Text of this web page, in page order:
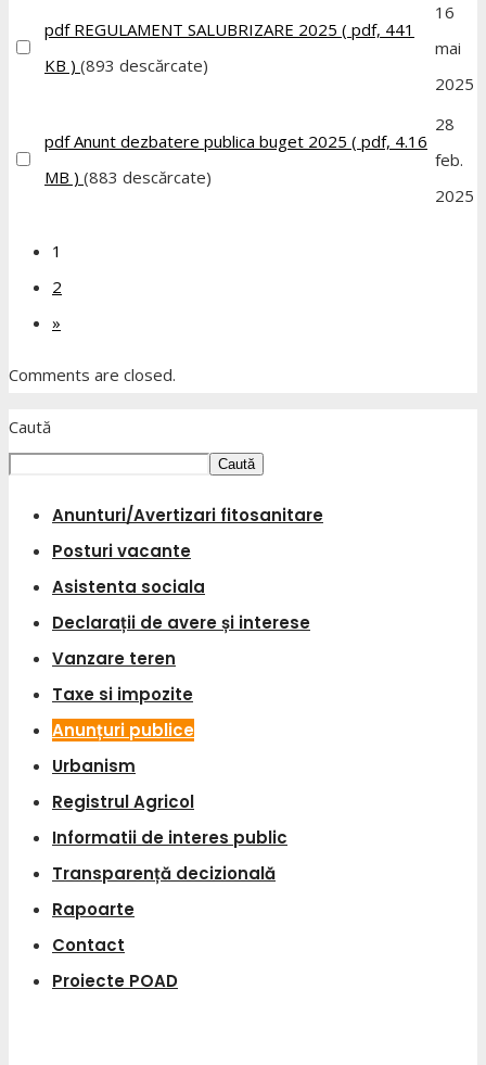
pdf REGULAMENT SALUBRIZARE 2025 ( pdf, 441
KB ) (893 descărcate)
16
mai
2025
pdf Anunt dezbatere publica buget 2025 ( pdf, 4.16
MB ) (883 descărcate)
28
feb.
2025
1
2
»
Comments are closed.
Caută
Caută
Anunturi/Avertizari fitosanitare
Posturi vacante
Asistenta sociala
Declarații de avere și interese
Vanzare teren
Taxe si impozite
Anunțuri publice
Urbanism
Registrul Agricol
Informatii de interes public
Transparență decizională
Rapoarte
Contact
Proiecte POAD